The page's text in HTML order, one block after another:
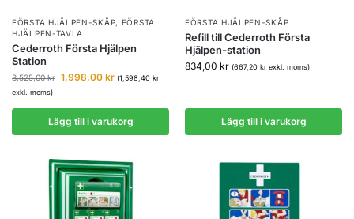
FÖRSTA HJÄLPEN-SKÅP, FÖRSTA
HJÄLPEN-TAVLA
Cederroth Första Hjälpen
Station
3,525,00kr 1,998,00 kr (1,598,40 kr
exkl. moms)
Lägg till i varukorg
FÖRSTA HJÄLPEN-SKÅP
Refill till Cederroth Första
Hjälpen-station
834,00 kr (667,20 krexkl. moms)
Lägg till i varukorg